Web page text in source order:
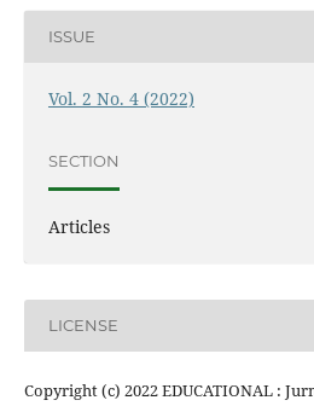
ISSUE
Vol. 2 No. 4 (2022)
SECTION
Articles
LICENSE
Copyright (c) 2022 EDUCATIONAL :